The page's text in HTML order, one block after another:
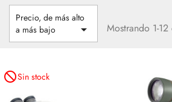
Precio, de más alto
a más bajo
 Mostrando 1-
not_interestedSin stock